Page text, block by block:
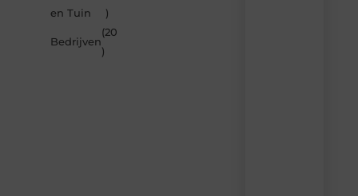
en Tuin )
Bedrijven
(20
)